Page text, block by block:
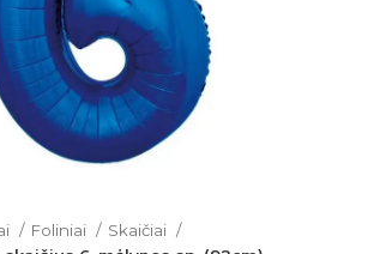
Foliniai
Skaičiai